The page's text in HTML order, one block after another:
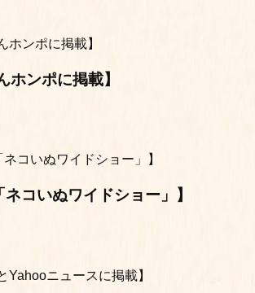
ホンポに掲載】
ネコいぬワイドショー」】